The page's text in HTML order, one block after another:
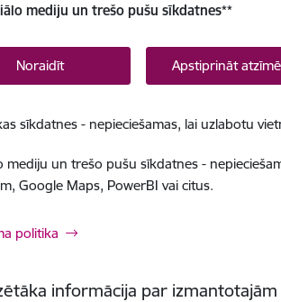
mediju un trešo pušu sīkdatnes**
Noraidīt Apstiprināt
sīkdatnes - nepieciešamas, lai uzlabotu
mediju un trešo pušu sīkdatnes -
Google Maps, PowerBI vai citus.
politika
informācija par